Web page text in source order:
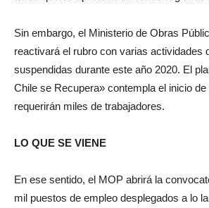
Sin embargo, el Ministerio de Obras
reactivará el rubro con varias actividades
suspendidas durante este año 2020. El
Chile se Recupera» contempla el inicio
requerirán miles de trabajadores.
LO QUE SE VIENE
En ese sentido, el MOP abrirá la
mil puestos de empleo desplegados a lo